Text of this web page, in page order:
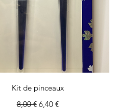
Aperçu rapide
Kit de pinceaux
Prix original
8,00 € Prix promotionnel
6,40 €